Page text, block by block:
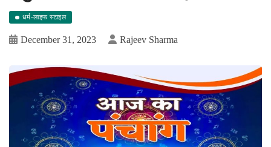
धर्म-लाइफ स्टाइल
December 31, 2023 Rajeev Sharma